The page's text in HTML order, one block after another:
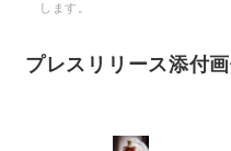
します。
プレスリリース添付